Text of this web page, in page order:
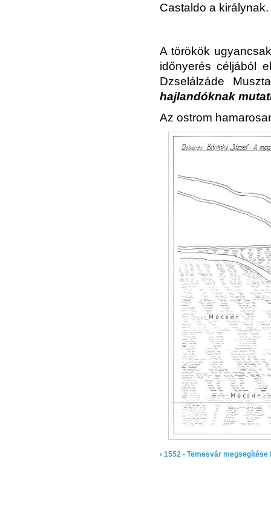
Castaldo a királynak.
A törökök
időnyerés céljából
Dzselálzáde
hajlandóknak
Az ostrom
‹ 1552 - Temesvár megsegítése